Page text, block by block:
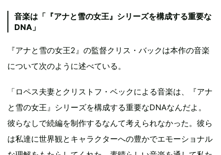
音楽は「『アナと雪の女王』シリーズを構成する重要な
DNA」
『アナと雪の女王2』の監督クリス・バックは本作の音楽
について次のように述べている。
「ロペス夫妻とクリストフ・ベックによる音楽は、『アナ
と雪の女王』シリーズを構成する重要なDNAなんだよ。
彼らなしで続編を制作するなんて考えられなかった。彼ら
は私達に世界観とキャラクターへの豊かでエモーショナル